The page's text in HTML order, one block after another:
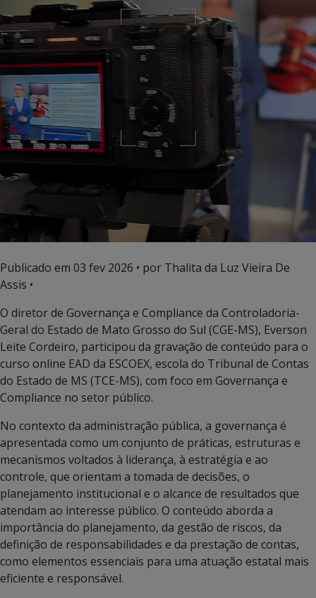
Publicado em 03 fev 2026 • por Thalita da Luz Vieira De
Assis •
O diretor de Governança e Compliance da Controladoria-
Geral do Estado de Mato Grosso do Sul (CGE-MS), Everson
Leite Cordeiro, participou da gravação de conteúdo para o
curso online EAD da ESCOEX, escola do Tribunal de Contas
do Estado de MS (TCE-MS), com foco em Governança e
Compliance no setor público.
No contexto da administração pública, a governança é
apresentada como um conjunto de práticas, estruturas e
mecanismos voltados à liderança, à estratégia e ao
controle, que orientam a tomada de decisões, o
planejamento institucional e o alcance de resultados que
atendam ao interesse público. O conteúdo aborda a
importância do planejamento, da gestão de riscos, da
definição de responsabilidades e da prestação de contas,
como elementos essenciais para uma atuação estatal mais
eficiente e responsável.